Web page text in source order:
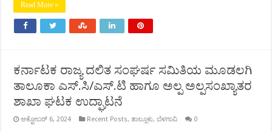
Read More »
ಕರ್ನಾಟಕ ರಾಜ್ಯ ದಲಿತ ಸಂಘರ್ಷ ಸಮಿತಿಯ ಮೂಡಲಗಿ
ತಾಲೂಕಾ ಎಸ್.ಸಿ/ಎಸ್.ಟಿ ಹಾಗೂ ಅಲ್ಪ ಅಲ್ಪಸಂಖ್ಯಾತರ
ಶಾಖಾ ಘಟಕ ಉದ್ಘಾಟನೆ
ಅಕ್ಟೋಬರ್ 6, 2024 Recent Posts,ತಾಲ್ಲೂಕು,ಬೆಳಗಾವಿ 0